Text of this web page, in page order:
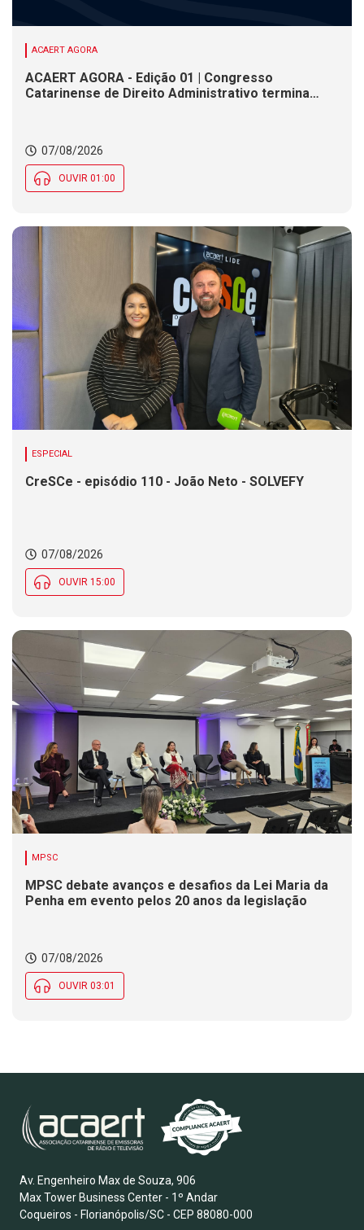
ACAERT AGORA
ACAERT AGORA - Edição 01 | Congresso
Catarinense de Direito Administrativo termina
mantém em parte de SC
07/08/2026
OUVIR 01:00
ESPECIAL
CreSCe - episódio 110 - João Neto - SOLVEFY
07/08/2026
OUVIR 15:00
MPSC
MPSC debate avanços e desafios da Lei Maria da
Penha em evento pelos 20 anos da legislação
07/08/2026
OUVIR 03:01
Av. Engenheiro Max de Souza, 906
Max Tower Business Center - 1º Andar
Coqueiros - Florianópolis/SC - CEP 88080-000